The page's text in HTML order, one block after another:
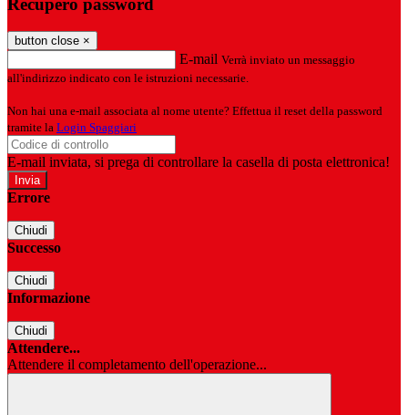
button close ×
E-mail Verrà inviato un messaggio
all'indirizzo indicato con le istruzioni necessarie.
Non hai una e-mail associata al nome utente? Effettua il reset della password
tramite la Login Spaggiari
E-mail inviata, si prega di controllare la casella di posta elettronica!
Errore
Chiudi
Successo
Chiudi
Informazione
Chiudi
Attendere...
Attendere il completamento dell'operazione...